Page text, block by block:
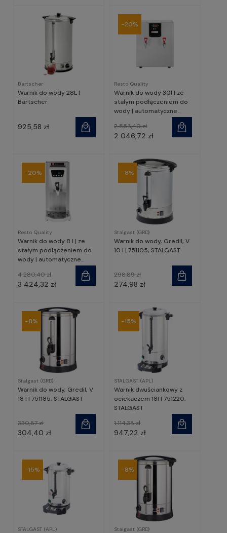
Bartscher
Warnik do wody 28L |
Bartscher
925,58 zł
Resto Quality
Warnik do wody 30l | ze
stałym podłączeniem do
wody | automatyczne
RQWB-30L | Resto Quality
2 046,72 zł
2 558,40 zł
-20%
Resto Quality
Warnik do wody 8 l | ze
stałym podłączeniem do
wody | automatyczne
RQWB8 Inox | Resto Quality
3 424,32 zł
4 280,40 zł
-20%
Stalgast (GRD)
Warnik do wody, Gredil, V
10 l | 751105, STALGAST
274,98 zł
298,89 zł
-8%
Stalgast (GRD)
Warnik do wody, Gredil, V
18 l | 751185, STALGAST
304,40 zł
330,87 zł
-8%
STALGAST (APL)
Warnik dwuściankowy z
ociekaczem 18l | 751220,
STALGAST
947,22 zł
1 114,38 zł
-15%
STALGAST (APL)
-15%
Stalgast (GRD)
-8%